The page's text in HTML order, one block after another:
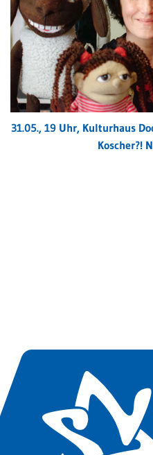
31.05., 19 Uhr, Kulturhaus
Koscher?!